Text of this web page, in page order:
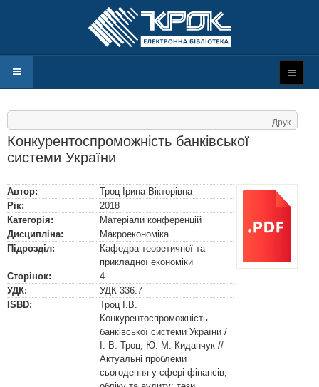
Друк
Конкурентоспроможність банківської
системи України
Автор:
Троц Ірина Вікторівна
Рік:
2018
Категорія:
Матеріали конференцій
Дисципліна:
Макроекономіка
Підрозділ:
Кафедра теоретичної та
прикладної економіки
Сторінок:
4
УДК:
УДК 336.7
ISBD:
Троц І.В.
Конкурентоспроможність
банківської системи України /
І. В. Троц, Ю. М. Киданчук //
Актуальні проблеми
сьогодення у сфері фінансів,